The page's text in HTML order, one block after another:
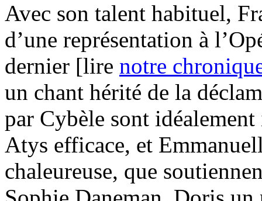
Avec son talent habituel,
d’une représentation à
dernier [lire notre
un chant hérité de la
par Cybèle sont
Atys efficace, et
chaleureuse, que